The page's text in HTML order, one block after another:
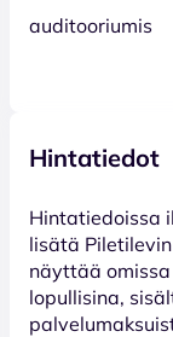
auditooriumis
Hintatiedot
Hinta­tiedoissa
lisätä
näyttää
lopullisina,